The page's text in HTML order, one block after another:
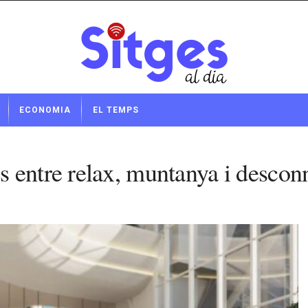
ECONOMIA EL TEMPS
entre relax, muntanya i